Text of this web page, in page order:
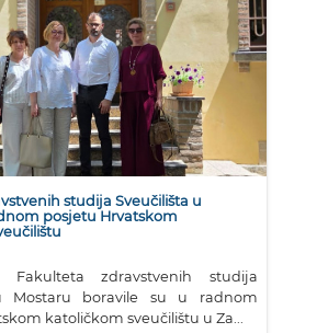
studija Sveučilišta u
posjetu Hrvatskom
Fakulteta zdravstvenih studija
Mostaru boravile su u radnom
katoličkom sveučilištu u Za...